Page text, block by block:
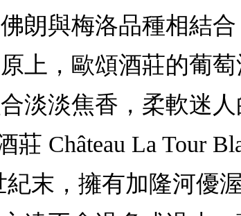
朗與梅洛品種相結
上，歐頌酒莊的葡
淡淡焦香，柔軟迷
Château La Tour
紀末，擁有加隆河優